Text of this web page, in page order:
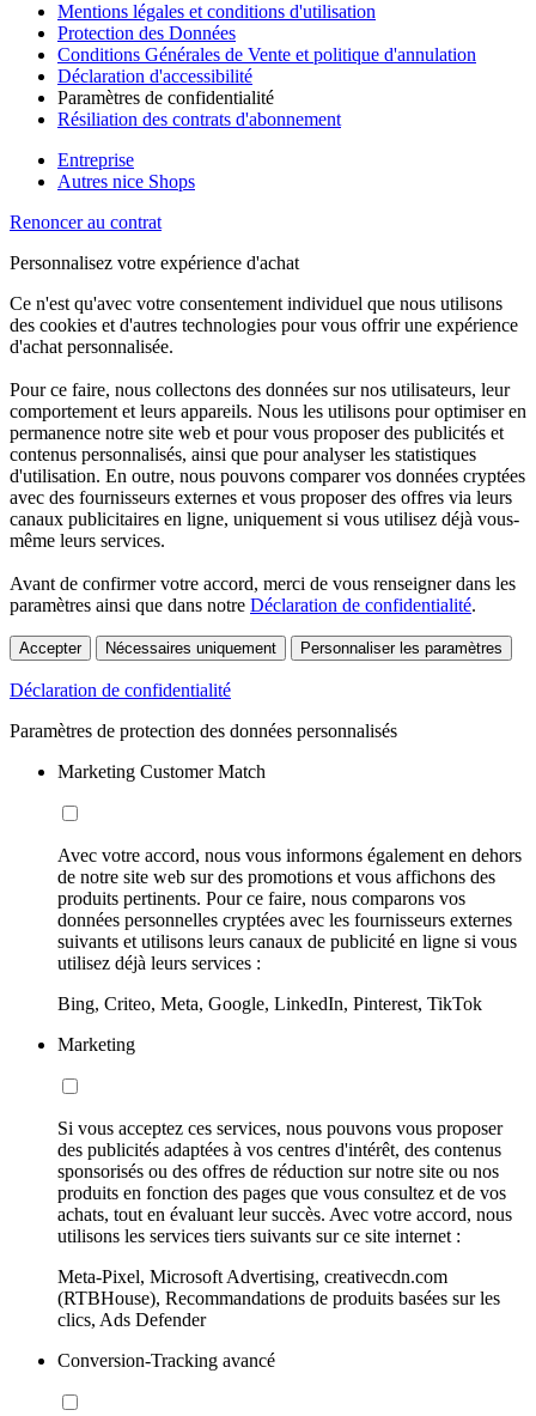
Mentions légales et conditions d'utilisation
Protection des Données
Conditions Générales de Vente et politique d'annulation
Déclaration d'accessibilité
Paramètres de confidentialité
Résiliation des contrats d'abonnement
Entreprise
Autres nice Shops
Renoncer au contrat
Personnalisez votre expérience d'achat
Ce n'est qu'avec votre consentement individuel que nous utilisons
des cookies et d'autres technologies pour vous offrir une expérience
d'achat personnalisée.
Pour ce faire, nous collectons des données sur nos utilisateurs, leur
comportement et leurs appareils. Nous les utilisons pour optimiser en
permanence notre site web et pour vous proposer des publicités et
contenus personnalisés, ainsi que pour analyser les statistiques
d'utilisation. En outre, nous pouvons comparer vos données cryptées
avec des fournisseurs externes et vous proposer des offres via leurs
canaux publicitaires en ligne, uniquement si vous utilisez déjà vous-
même leurs services.
Avant de confirmer votre accord, merci de vous renseigner dans les
paramètres ainsi que dans notre Déclaration de confidentialité.
Accepter Nécessaires uniquement Personnaliser les paramètres
Déclaration de confidentialité
Paramètres de protection des données personnalisés
Marketing Customer Match
Avec votre accord, nous vous informons également en dehors
de notre site web sur des promotions et vous affichons des
produits pertinents. Pour ce faire, nous comparons vos
données personnelles cryptées avec les fournisseurs externes
suivants et utilisons leurs canaux de publicité en ligne si vous
utilisez déjà leurs services :
Bing, Criteo, Meta, Google, LinkedIn, Pinterest, TikTok
Marketing
Si vous acceptez ces services, nous pouvons vous proposer
des publicités adaptées à vos centres d'intérêt, des contenus
sponsorisés ou des offres de réduction sur notre site ou nos
produits en fonction des pages que vous consultez et de vos
achats, tout en évaluant leur succès. Avec votre accord, nous
utilisons les services tiers suivants sur ce site internet :
Meta-Pixel, Microsoft Advertising, creativecdn.com
(RTBHouse), Recommandations de produits basées sur les
clics, Ads Defender
Conversion-Tracking avancé